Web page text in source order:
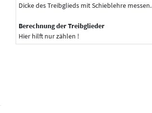
Dicke des Treibglieds mit Schieblehre messen.
Berechnung der Treibglieder
Hier hilft nur zählen !